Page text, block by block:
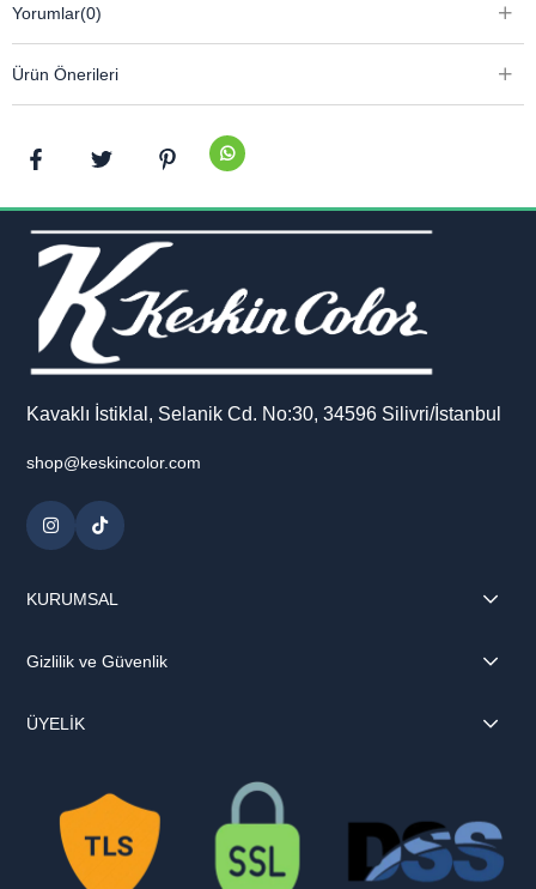
Yorumlar(0)
Ürün Önerileri
Kavaklı İstiklal, Selanik Cd. No:30, 34596 Silivri/İstanbul
shop@keskincolor.com
KURUMSAL
Gizlilik ve Güvenlik
ÜYELİK